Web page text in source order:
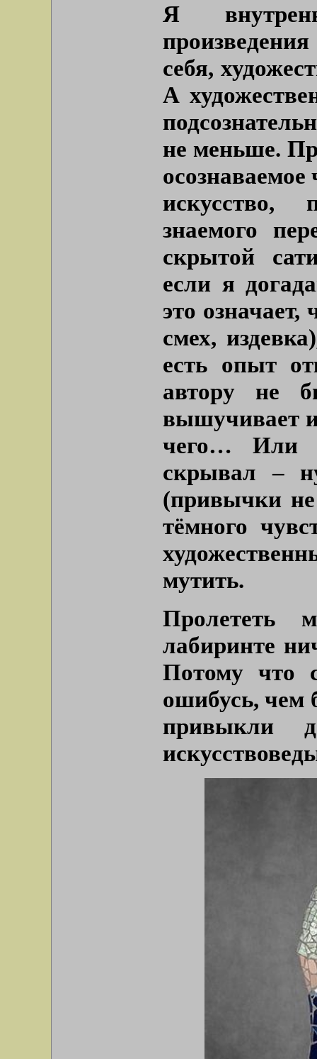
Я
себя,
А
не меньше.
искусство,
знаемого
скрытой
если я
это означает,
смех,
есть опыт
автору не
вышучивает
чего… Или
скрывал –
(привычки
тёмного
мутить.
Пролететь
лабиринте
Потому что
ошибусь, чем
привыкли